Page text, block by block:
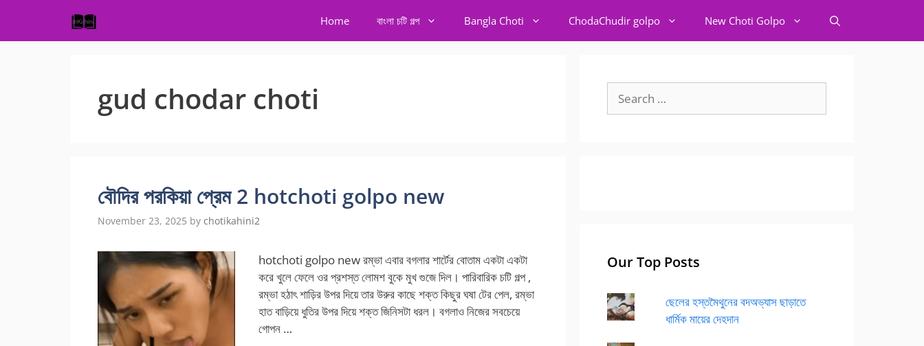
content
Home বাংলা চটি গল্প Bangla Choti ChodaChudir golpo New Choti Golpo
gud chodar choti
বৌদির পরকিয়া প্রেম 2 hotchoti golpo new
November 23, 2025 by chotikahini2
hotchoti golpo new রম্ভা এবার বগলার শার্টের বোতাম একটা একটা
করে খুলে ফেলে ওর প্রশস্ত লোমশ বুকে মুখ গুজে দিল। পারিবারিক চটি গল্প ,
রম্ভা হঠাৎ শাড়ির উপর দিয়ে তার উরুর কাছে শক্ত কিছুর ঘষা টের পেল, রম্ভা
হাত বাড়িয়ে ধুতির উপর দিয়ে শক্ত জিনিসটা ধরল। বগলাও নিজের সবচেয়ে
গোপন …
for:
Our Top Posts
ছেলের হস্তমৈথুনের বদঅভ্যাস ছাড়াতে
ধার্মিক মায়ের দেহদান